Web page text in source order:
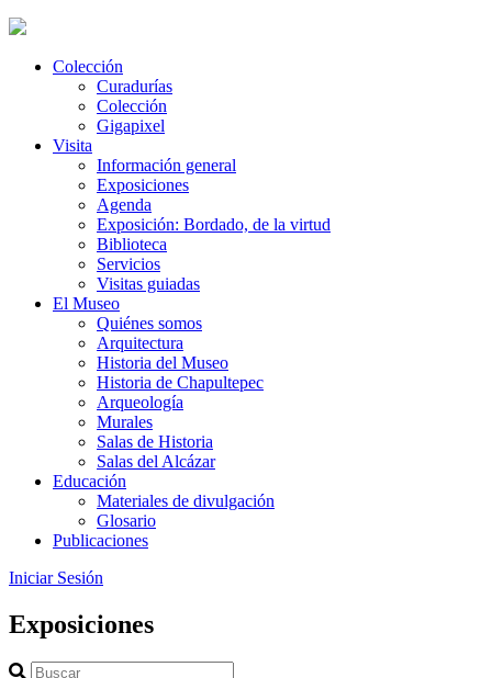
Colección
Curadurías
Colección
Gigapixel
Visita
Información general
Exposiciones
Agenda
Exposición: Bordado, de la virtud
Biblioteca
Servicios
Visitas guiadas
El Museo
Quiénes somos
Arquitectura
Historia del Museo
Historia de Chapultepec
Arqueología
Murales
Salas de Historia
Salas del Alcázar
Educación
Materiales de divulgación
Glosario
Publicaciones
Iniciar Sesión
Exposiciones